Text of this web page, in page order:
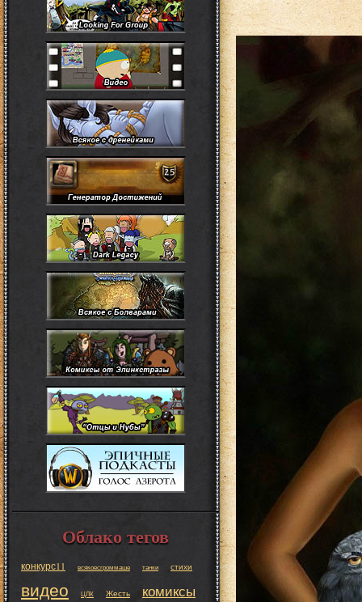
Облако тегов
конкурс11 всякоесгроммаше танки стихи
видео ЦЛК Жесть комиксы